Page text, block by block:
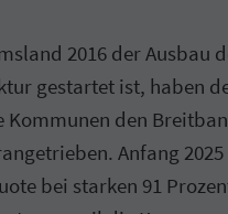
2016 der Ausbau
gestartet ist, haben
Kommunen den
Anfang
bei starken 91